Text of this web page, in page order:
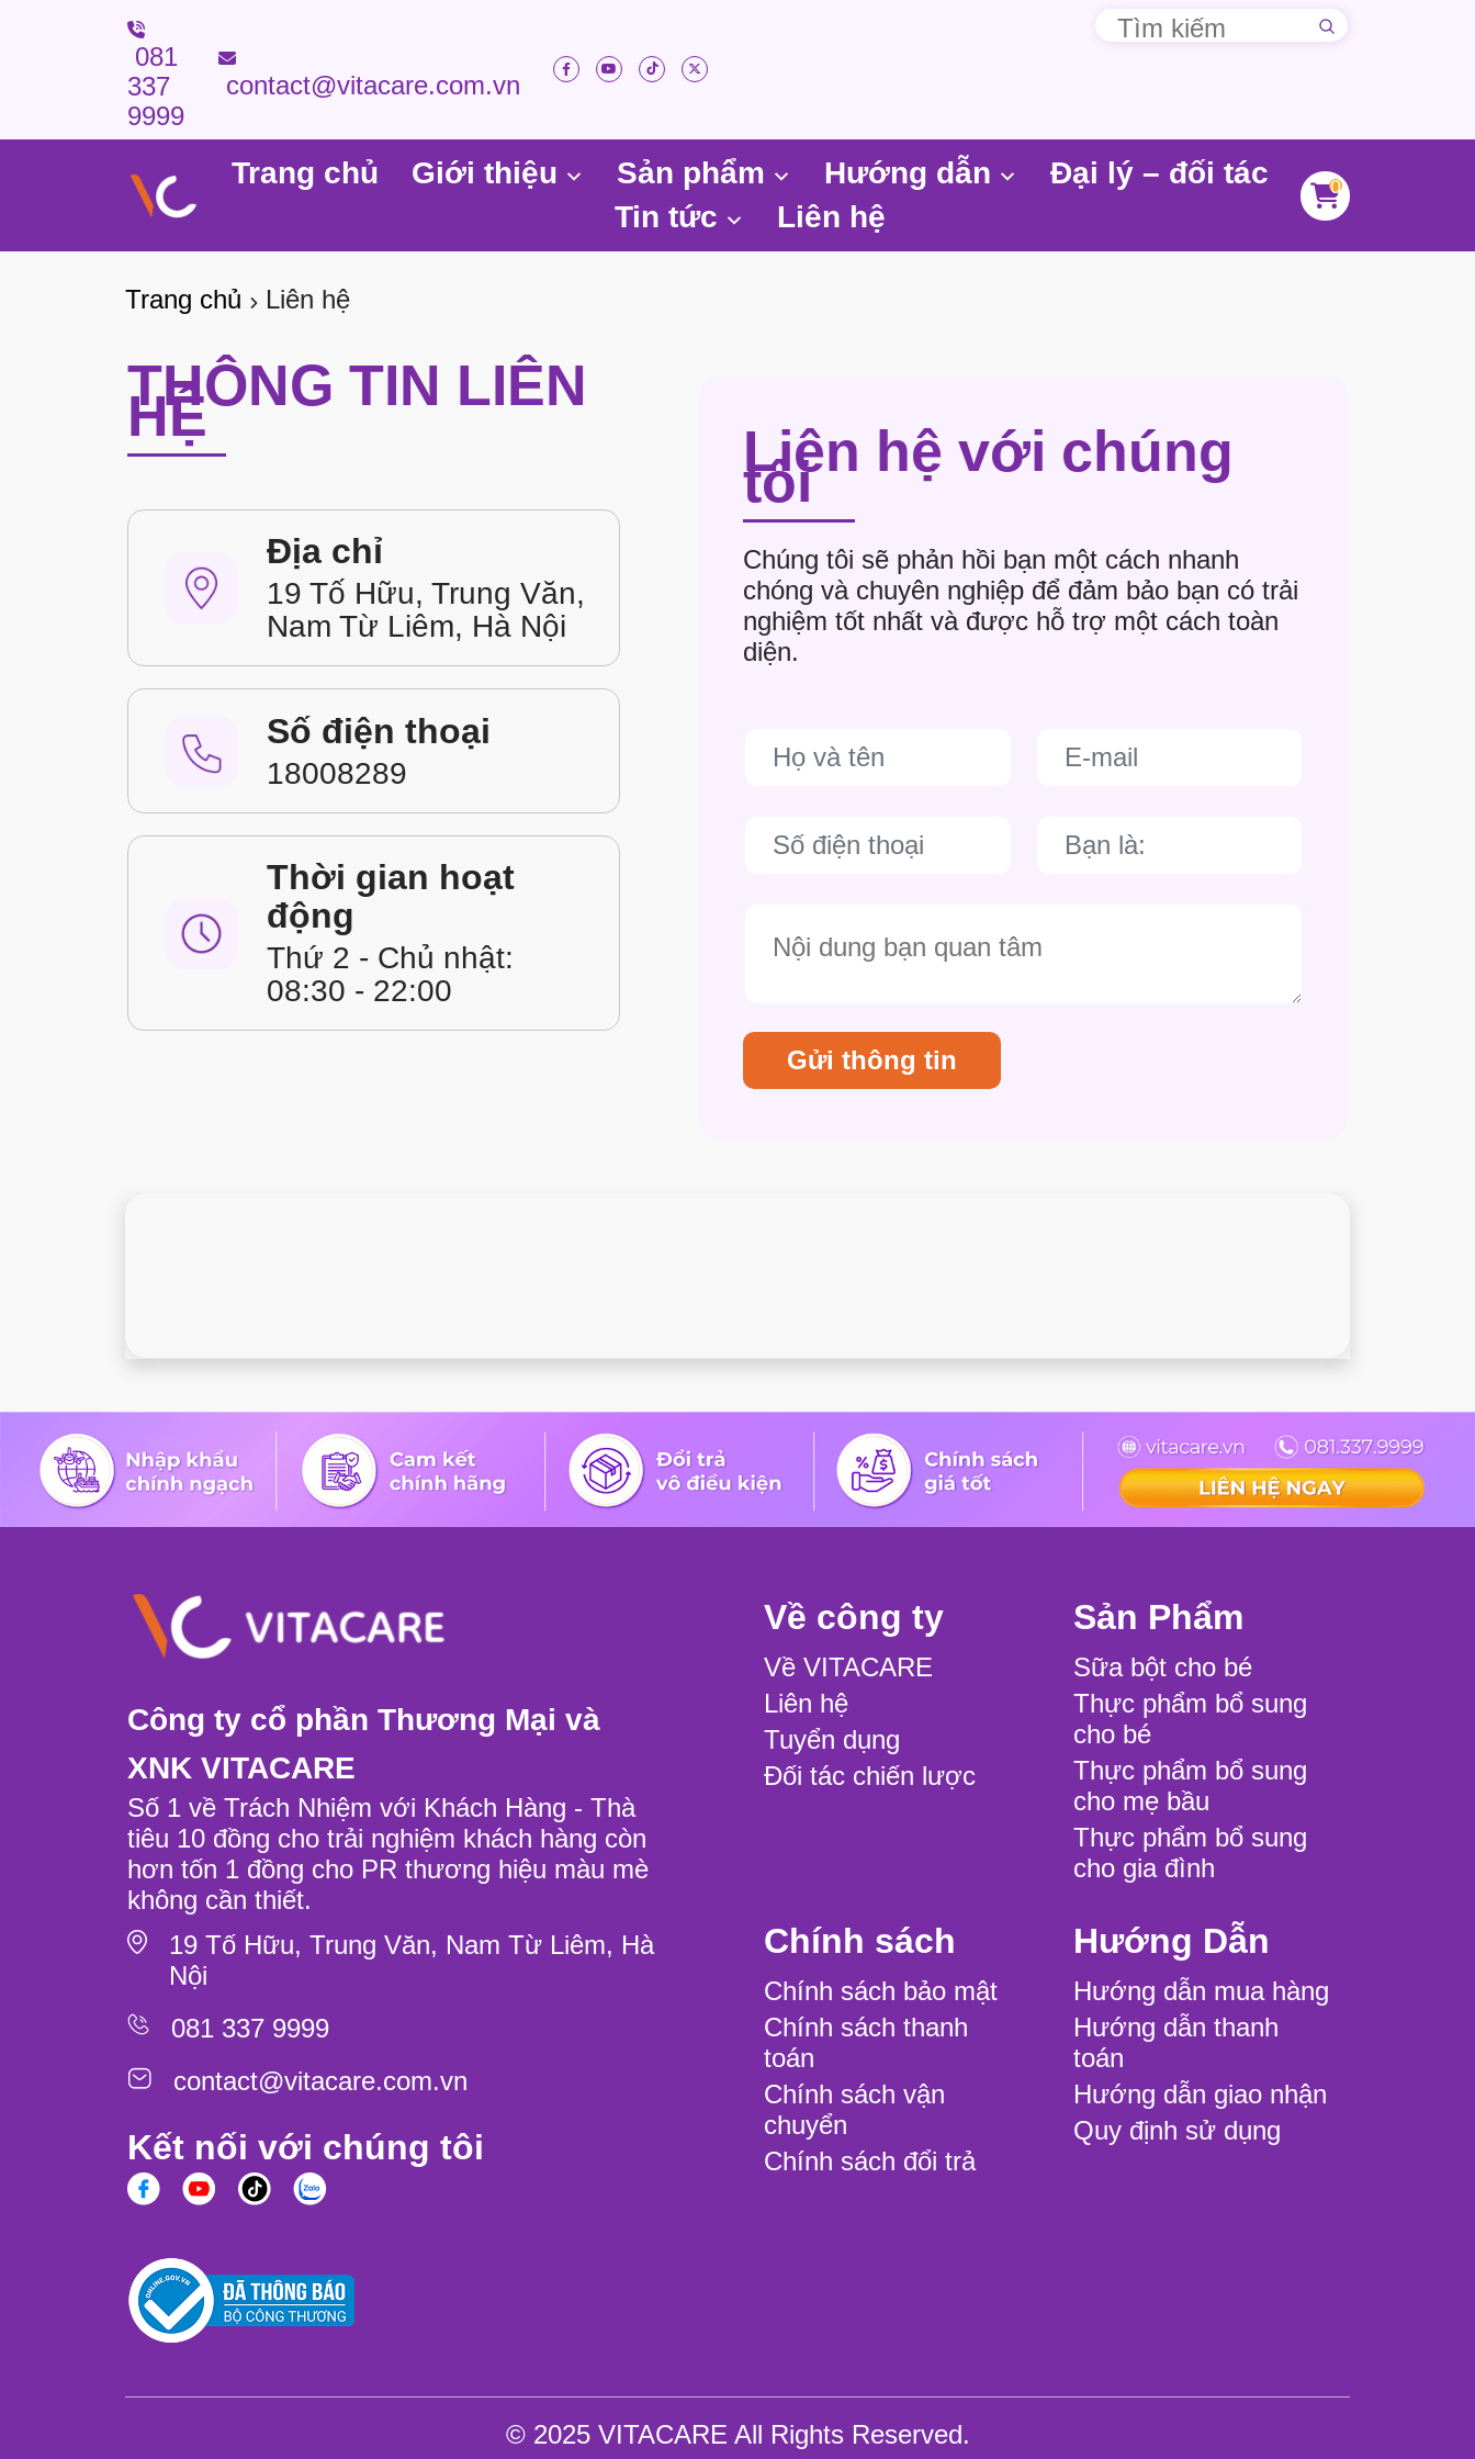
081
337
9999
contact@vitacare.com.vn
Trang chủ Giới thiệu Sản phẩm Hướng dẫn
Đại lý – đối tác
Tin tức
Liên hệ
0
Trang chủ Liên hệ
THÔNG TIN LIÊN
HỆ
Địa chỉ
19 Tố Hữu, Trung Văn,
Nam Từ Liêm, Hà Nội
Số điện thoại
18008289
Thời gian hoạt
động
Thứ 2 - Chủ nhật:
08:30 - 22:00
Liên hệ với chúng
tôi
Chúng tôi sẽ phản hồi bạn một cách nhanh
chóng và chuyên nghiệp để đảm bảo bạn có trải
nghiệm tốt nhất và được hỗ trợ một cách toàn
diện.
Công ty cổ phần Thương Mại và
XNK VITACARE
Số 1 về Trách Nhiệm với Khách Hàng - Thà
tiêu 10 đồng cho trải nghiệm khách hàng còn
hơn tốn 1 đồng cho PR thương hiệu màu mè
không cần thiết.
19 Tố Hữu, Trung Văn, Nam Từ Liêm, Hà
Nội
081 337 9999
contact@vitacare.com.vn
Kết nối với chúng tôi
Về công ty
Về VITACARE
Liên hệ
Tuyển dụng
Đối tác chiến lược
Sản Phẩm
Sữa bột cho bé
Thực phẩm bổ sung
cho bé
Thực phẩm bổ sung
cho mẹ bầu
Thực phẩm bổ sung
cho gia đình
Chính sách
Chính sách bảo mật
Chính sách thanh
toán
Chính sách vận
chuyển
Chính sách đổi trả
Hướng Dẫn
Hướng dẫn mua hàng
Hướng dẫn thanh
toán
Hướng dẫn giao nhận
Quy định sử dụng
© 2025 VITACARE All Rights Reserved.